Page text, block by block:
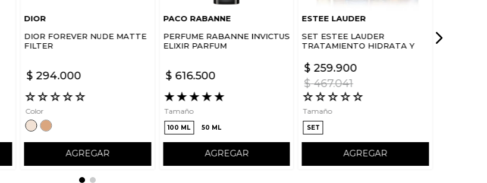
DIOR
DIOR FOREVER NUDE MATTE
FILTER
$ 294.000
☆☆☆☆☆
Color
AGREGAR
PACO RABANNE
PERFUME RABANNE INVICTUS
ELIXIR PARFUM
$ 616.500
★★★★★
Tamaño
100 ML 50 ML
AGREGAR
ESTEE LAUDER
SET ESTEE LAUDER
TRATAMIENTO HIDRATA Y
SKIN IN ONE SLEEP
$ 467.041
$ 259.900
☆☆☆☆☆
Tamaño
SET
AGREGAR